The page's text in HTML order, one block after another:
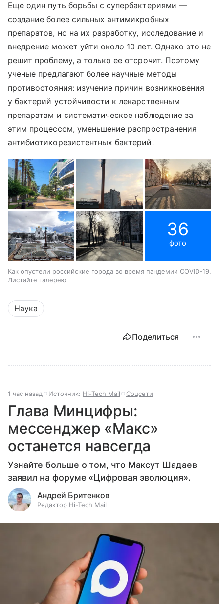
Еще один путь борьбы с супербактериями —
создание более сильных антимикробных
препаратов, но на их разработку, исследование и
внедрение может уйти около 10 лет. Однако это не
решит проблему, а только ее отсрочит. Поэтому
ученые предлагают более научные методы
противостояния: изучение причин возникновения
у бактерий устойчивости к лекарственным
препаратам и систематическое наблюдение за
этим процессом, уменьшение распространения
антибиотикорезистентных бактерий.
36
фото
Как опустели российские города во время пандемии COVID-19.
Листайте галерею
Наука
Поделиться
1 час назад Источник: Hi-Tech Mail Соцсети
Глава Минцифры:
мессенджер «Макс»
останется навсегда
Узнайте больше о том, что Максут Шадаев
заявил на форуме «Цифровая эволюция».
Андрей Бритенков
Редактор Hi-Tech Mail